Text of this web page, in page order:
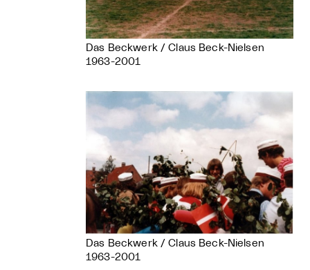
Das Beckwerk / Claus Beck-Nielsen
1963-2001
Das Beckwerk / Claus Beck-Nielsen
1963-2001